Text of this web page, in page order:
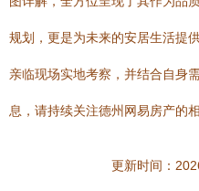
规划，更是为未来的安居生活提
亲临现场实地考察，并结合自身
息，请持续关注德州网易房产的相
更新时间：